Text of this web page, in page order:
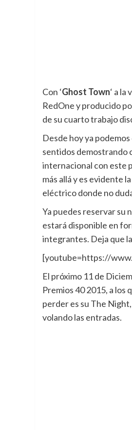
Con ‘Ghost Town‘ a la
RedOne y producido
de su cuarto trabajo
Desde hoy ya
sentidos demostrando
internacional con este
más allá y es evidente
eléctrico donde no
Ya puedes reservar su
estará disponible en
integrantes. Deja que
[youtube=https://
El próximo 11 de
Premios 40 2015, a los
perder es su The
volando las entradas.